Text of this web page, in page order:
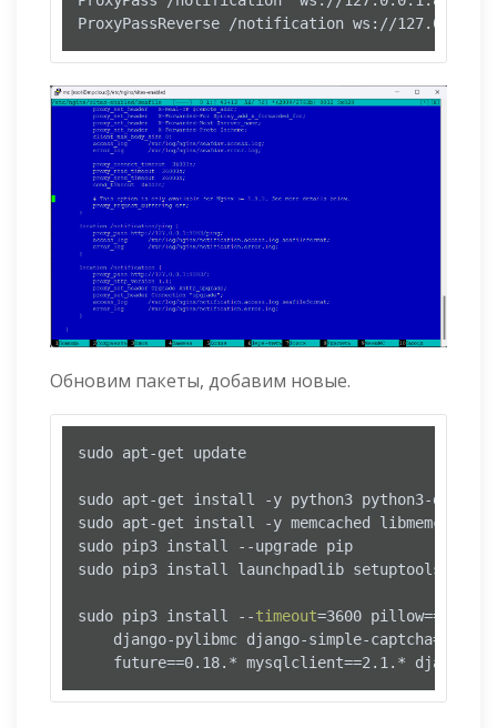
ProxyPassReverse /notification ws://
Обновим пакеты, добавим новые.
sudo apt-get update
sudo apt-get install -y python3 python3-dev
sudo apt-get install -y memcached
sudo pip3 install --upgrade pip
sudo pip3 install launchpadlib setuptools-rust
sudo pip3 install --timeout=3600 pillow==9.3.*
django-pylibmc django-simple-
future==0.18.* mysqlclient==2.1.*